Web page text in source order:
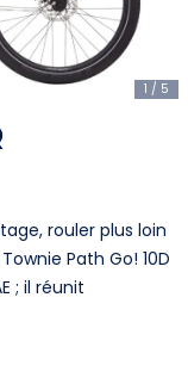
1 / 5
rouler plus loin
Path Go! 10D
; il réunit